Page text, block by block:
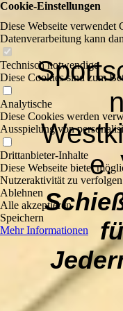
n
e.
Cookie-Einstellungen
Diese Webseite verwendet
Datenverarbeitung kann
Technisch notwendige
Diese Cookies sind zum
Analytische
Diese Cookies werden
Ausspielung von
Drittanbieter-Inhalte
Diese Webseite bietet
Nutzeraktivität zu
Ablehnen
Alle akzeptieren
Speichern
Mehr Informationen